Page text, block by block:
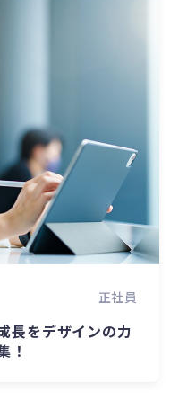
正社員
長をデザインの力
！